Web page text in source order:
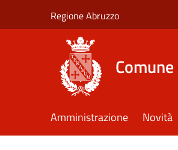
Regione Abruzzo
Amministrazione Novità